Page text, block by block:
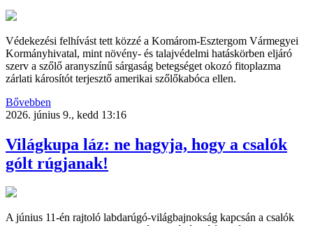
Védekezési felhívást tett közzé a Komárom-Esztergom Vármegyei
Kormányhivatal, mint növény- és talajvédelmi hatáskörben eljáró
szerv a szőlő aranyszínű sárgaság betegséget okozó fitoplazma
zárlati károsítót terjesztő amerikai szőlőkabóca ellen.
Bővebben
2026. június 9., kedd 13:16
Világkupa láz: ne hagyja, hogy a csalók
gólt rúgjanak!
A június 11-én rajtoló labdarúgó-világbajnokság kapcsán a csalók